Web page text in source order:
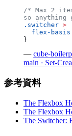
/* Max 2
so
.switcher >
  flex-basis
}
— cube-
main · Set-
参考資料
The Flexbox
The Flexbox
The Switcher: